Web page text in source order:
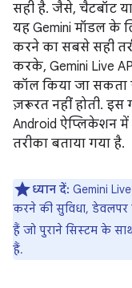
सही है. जैसे, चैटबॉट
यह Gemini मॉडल के
करने का सबसे सही
करके, Gemini Live
कॉल किया जा सकता
ज़रूरत नहीं होती. इस
Android ऐप्लिकेशन में
तरीका बताया गया है.
ध्यान दें: Gemini
करने की सुविधा, डेवलपर
हैं जो पुराने सिस्टम के
हैं.